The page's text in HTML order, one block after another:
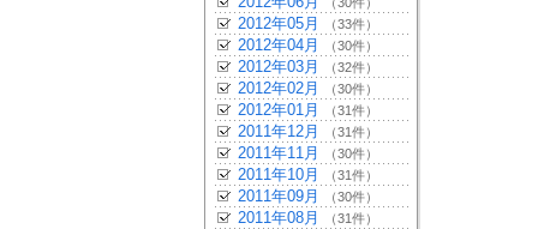
2012年05月 （33件）
2012年04月 （30件）
2012年03月 （32件）
2012年02月 （30件）
2012年01月 （31件）
2011年12月 （31件）
2011年11月 （30件）
2011年10月 （31件）
2011年09月 （30件）
2011年08月 （31件）